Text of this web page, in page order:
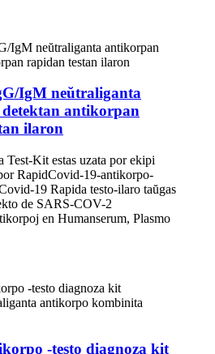
IgM neŭtraliganta
antikorpan
ilaron
Test-Kit estas uzata por ekipi
RapidCovid-19-antikorpo-
19 Rapida testo-ilaro taŭgas
de SARS-COV-2
en Humanserum, Plasmo
-testo diagnoza kit